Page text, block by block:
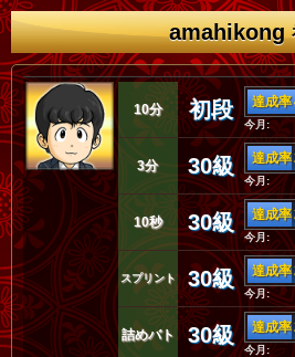
amahikong
10分 初段 達成率
今月:
3分 30級 達成率
今月:
10秒 30級 達成率
今月:
スプリント 30級 達成率
今月:
詰めバト 30級 達成率
今月: